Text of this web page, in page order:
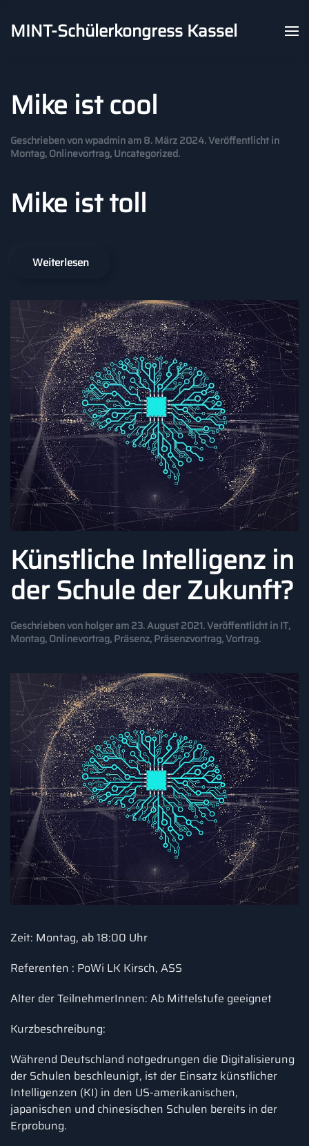
Skip to main content
MINT-Schülerkongress Kassel
Mike ist cool
Geschrieben vonwpadminam8. März 2024. Veröffentlicht in
Montag,Onlinevortrag,Uncategorized.
Mike ist toll
Weiterlesen
Künstliche Intelligenz in
der Schule der Zukunft?
Geschrieben vonholgeram23. August 2021. Veröffentlicht inIT,
Montag,Onlinevortrag,Präsenz,Präsenzvortrag,Vortrag.
Zeit: Montag, ab 18:00 Uhr
Referenten : PoWi LK Kirsch, ASS
Alter der TeilnehmerInnen: Ab Mittelstufe geeignet
Kurzbeschreibung:
Während Deutschland notgedrungen die Digitalisierung
der Schulen beschleunigt, ist der Einsatz künstlicher
Intelligenzen (KI) in den US-amerikanischen,
japanischen und chinesischen Schulen bereits in der
Erprobung.